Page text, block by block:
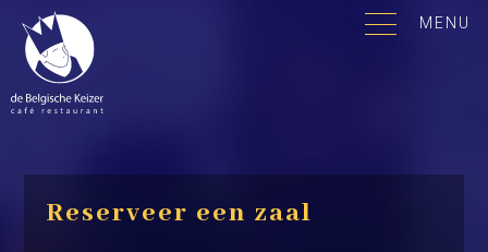
MENU
Reserveer een zaal